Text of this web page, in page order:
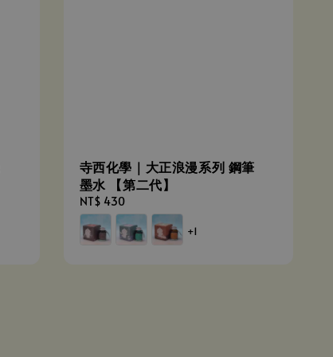
寺西化學｜大正浪漫系列 鋼筆
墨水 【第二代】
Regular
price
NT$ 430
+1